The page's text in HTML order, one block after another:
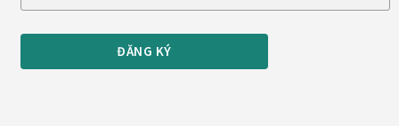
Quy định khu vực giao hàng